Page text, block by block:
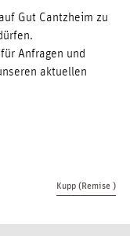
Gut Cantzheim zu
Anfragen und
aktuellen
Kupp (Remise )